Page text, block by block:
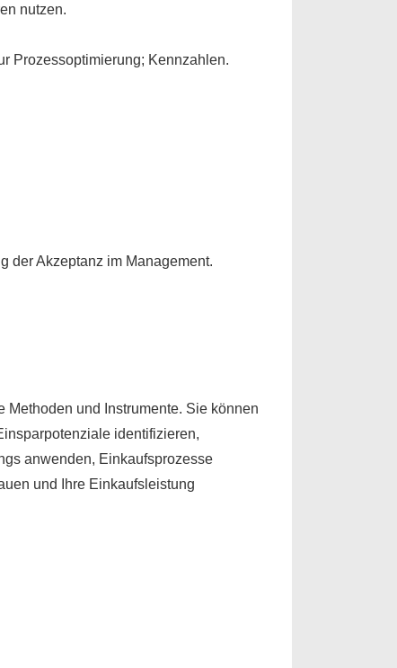
nutzen.
Prozessoptimierung; Kennzahlen.
der Akzeptanz im Management.
und Instrumente. Sie können
identifizieren,
anwenden, Einkaufsprozesse
und Ihre Einkaufsleistung